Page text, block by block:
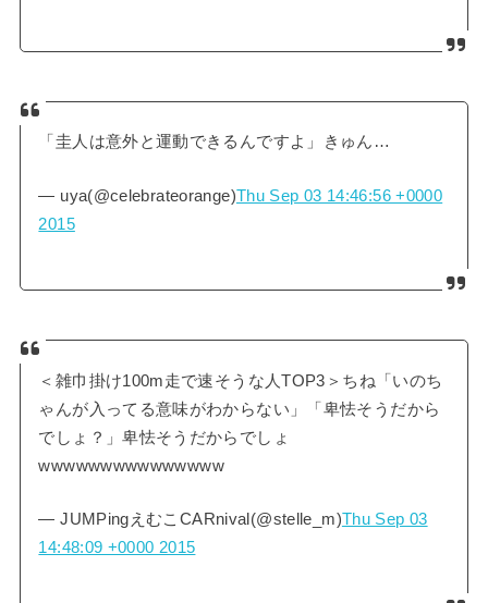
「圭人は意外と運動できるんですよ」きゅん…
— uya(@celebrateorange)Thu Sep 03 14:46:56 +0000
2015
＜雑巾掛け100m走で速そうな人TOP3＞ちね「いのち
ゃんが入ってる意味がわからない」「卑怯そうだから
でしょ？」卑怯そうだからでしょ
wwwwwwwwwwwwwww
— JUMPingえむこCARnival(@stelle_m)Thu Sep 03
14:48:09 +0000 2015